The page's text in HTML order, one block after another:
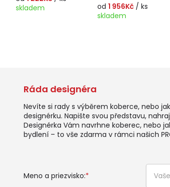
skladem
od 1 956Kč / ks
skladem
Ráda designéra
Nevíte si rady s výběrem koberce, nebo
designérku. Napište svou představu,
Designérka Vám navrhne koberec, nebo
bydlení – to vše zdarma v rámci našich
Meno a priezvisko:*